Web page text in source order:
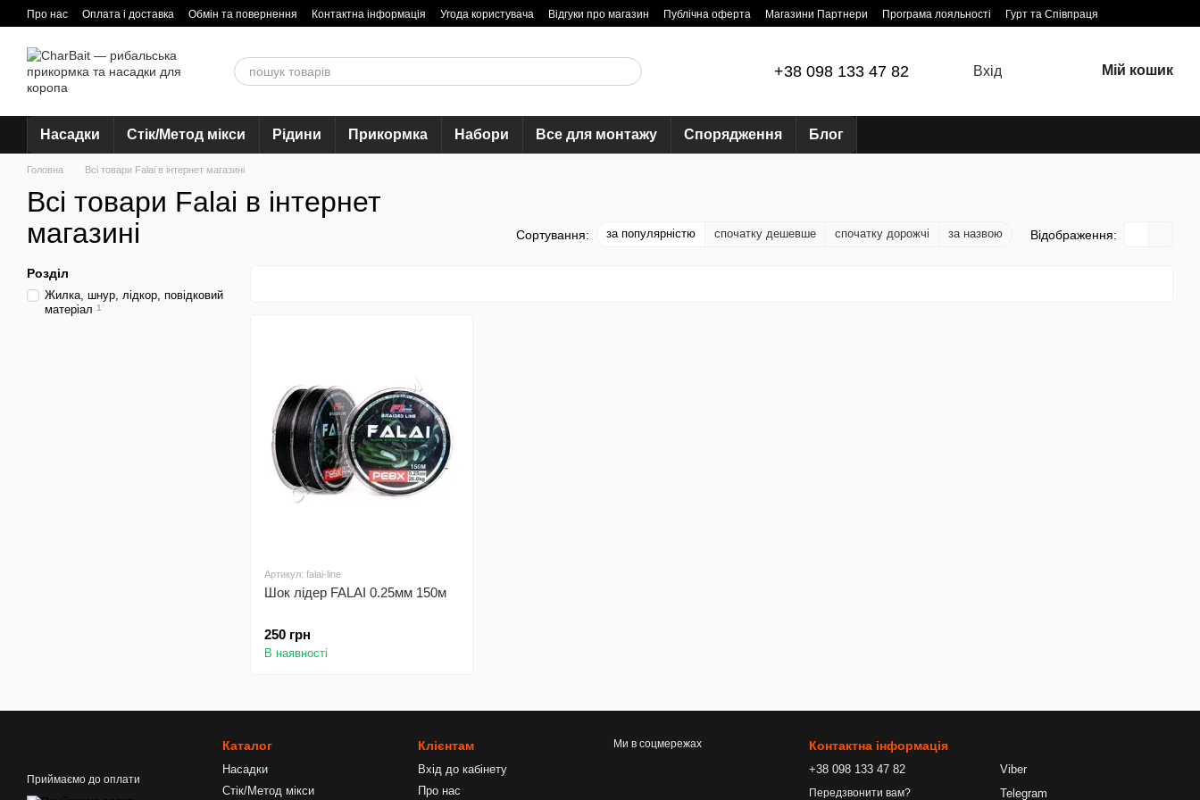
Перейти до основного контенту
Про нас Оплата і доставка Обмін та повернення Контактна інформація Угода користувача Відгуки про магазин Публічна оферта Магазини Партнери Програма лояльності Гурт та Співпраця
+38 098 133 47 82 Вхід Мій кошик
Насадки Стік/Метод мікси Рідини Прикормка Набори Все для монтажу Спорядження Блог
Головна Всі товари Falai в інтернет магазині
Всі товари Falai в інтернет
магазині
Сортування: за популярністю спочатку дешевше спочатку дорожчі за назвою Відображення:
Артикул: falai-line
Шок лідер FALAI 0.25мм 150м
250 грн
В наявності
Розділ
Жилка, шнур, лідкор, повідковий
матеріал 1
Приймаємо до оплати
Каталог
Насадки
Стік/Метод мікси
Клієнтам
Вхід до кабінету
Про нас
Ми в соцмережах Контактна інформація
+38 098 133 47 82
Передзвонити вам?
Viber
Telegram